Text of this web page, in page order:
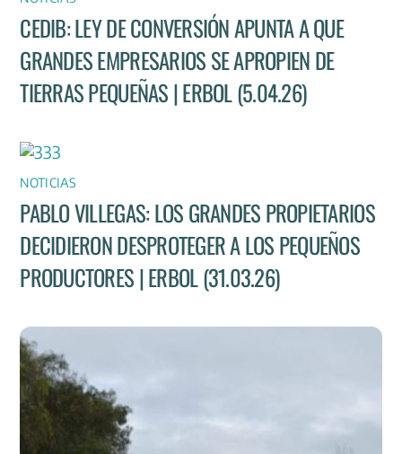
CEDIB: LEY DE CONVERSIÓN APUNTA A QUE
GRANDES EMPRESARIOS SE APROPIEN DE
TIERRAS PEQUEÑAS | ERBOL (5.04.26)
NOTICIAS
PABLO VILLEGAS: LOS GRANDES PROPIETARIOS
DECIDIERON DESPROTEGER A LOS PEQUEÑOS
PRODUCTORES | ERBOL (31.03.26)